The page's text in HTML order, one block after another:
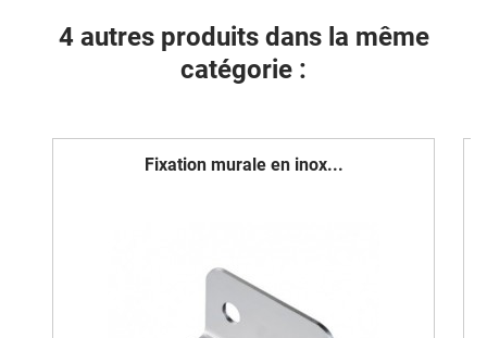
4 autres produits dans la même
catégorie :
Fixation murale en inox...